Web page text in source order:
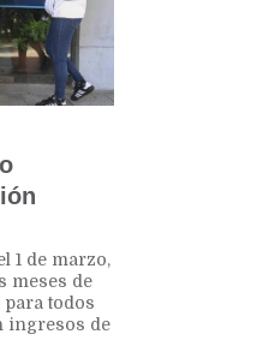
1 de marzo,
meses de
para todos
ingresos de